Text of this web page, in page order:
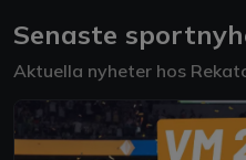
Senaste
Aktuella nyheter hos